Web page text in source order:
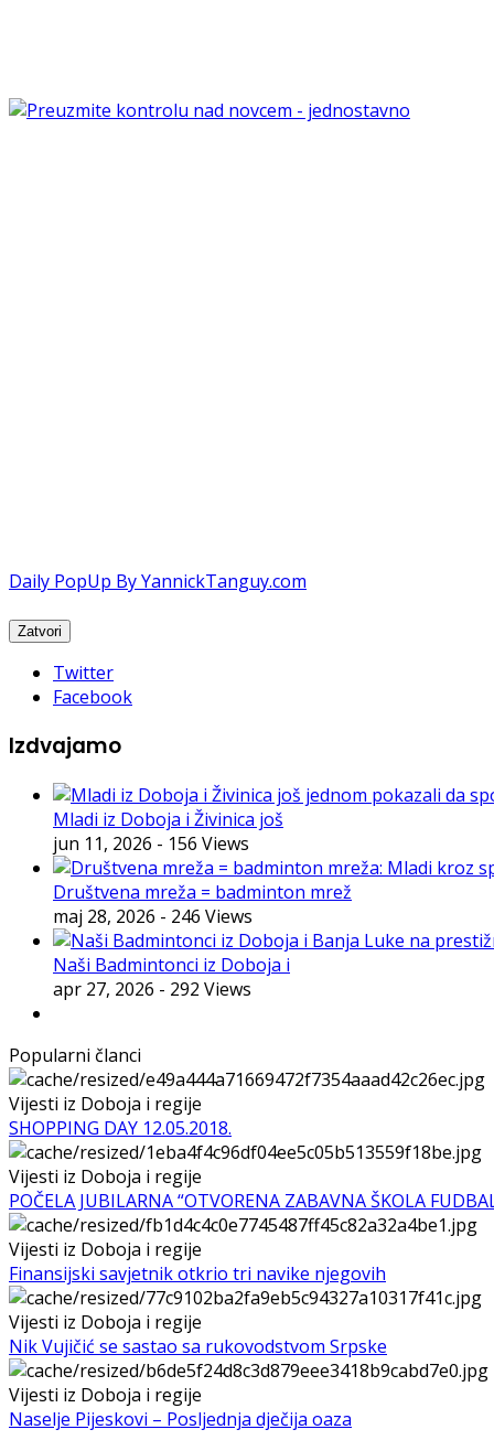
Daily PopUp By YannickTanguy.com
Twitter
Facebook
Izdvajamo
Mladi iz Doboja i Živinica još
jun 11, 2026 - 156 Views
Društvena mreža = badminton mrež
maj 28, 2026 - 246 Views
Naši Badmintonci iz Doboja i
apr 27, 2026 - 292 Views
Popularni članci
Vijesti iz Doboja i regije
SHOPPING DAY 12.05.2018.
Vijesti iz Doboja i regije
POČELA JUBILARNA “OTVORENA ZABAVNA ŠKOLA
Vijesti iz Doboja i regije
Finansijski savjetnik otkrio tri navike njegovih
Vijesti iz Doboja i regije
Nik Vujičić se sastao sa rukovodstvom Srpske
Vijesti iz Doboja i regije
Naselje Pijeskovi – Posljednja dječija oaza